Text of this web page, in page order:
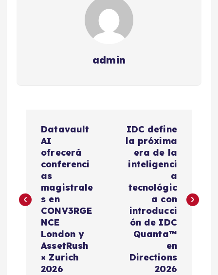
admin
e
Datavault
AI
ofrecerá
conferenci
as
magistrale
s en
CONV3RGE
NCE
London y
AssetRush
× Zurich
2026
IDC define
la próxima
era de la
inteligenci
a
tecnológic
a con
introducci
ón de IDC
Quanta™
en
Directions
2026